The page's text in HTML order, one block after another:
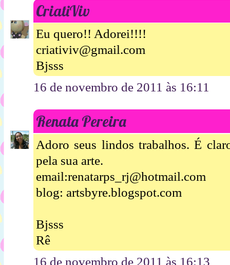
CriatiViv
Eu quero!! Adorei!!!!
criativiv@gmail.com
Bjsss
16 de novembro de 2011 às 16:11
Renata Pereira
Adoro seus lindos trabalhos. É
pela sua arte.
email:renatarps_rj@hotmail.com
blog: artsbyre.blogspot.com
Bjsss
Rê
16 de novembro de 2011 às 16:13